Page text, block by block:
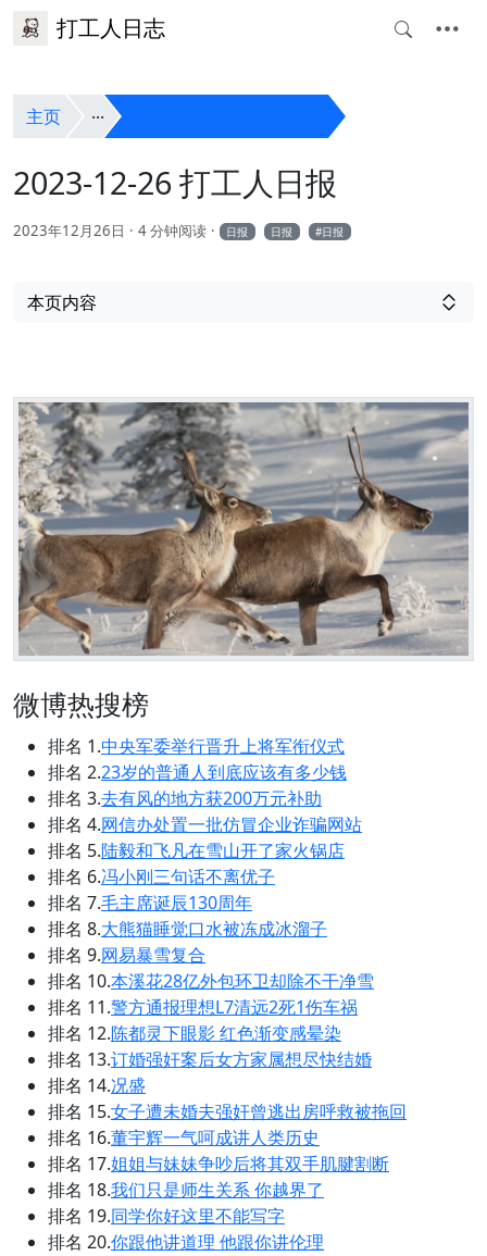
打工人日志
主页
2023-12-26 打工人日报
2023年12月26日 4 分钟阅读 日报 日报 日报
本页内容
微博热搜榜
排名 1.中央军委举行晋升上将军衔仪式
排名 2.23岁的普通人到底应该有多少钱
排名 3.去有风的地方获200万元补助
排名 4.网信办处置一批仿冒企业诈骗网站
排名 5.陆毅和飞凡在雪山开了家火锅店
排名 6.冯小刚三句话不离优子
排名 7.毛主席诞辰130周年
排名 8.大熊猫睡觉口水被冻成冰溜子
排名 9.网易暴雪复合
排名 10.本溪花28亿外包环卫却除不干净雪
排名 11.警方通报理想L7清远2死1伤车祸
排名 12.陈都灵下眼影 红色渐变感晕染
排名 13.订婚强奸案后女方家属想尽快结婚
排名 14.况盛
排名 15.女子遭未婚夫强奸曾逃出房呼救被拖回
排名 16.董宇辉一气呵成讲人类历史
排名 17.姐姐与妹妹争吵后将其双手肌腱割断
排名 18.我们只是师生关系 你越界了
排名 19.同学你好这里不能写字
排名 20.你跟他讲道理 他跟你讲伦理